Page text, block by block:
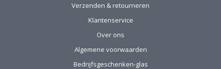
Verzenden & retourneren
Klantenservice
Over ons
Algemene voorwaarden
Bedrijfsgeschenken-glas